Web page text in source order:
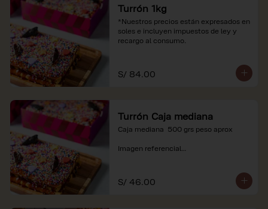
Turrón 1kg
*Nuestros precios están expresados en
soles e incluyen impuestos de ley y
recargo al consumo.
S/ 84.00
Turrón Caja mediana
Caja mediana  500 grs peso aprox
Imagen referencial
soles e incluyen impuestos de ley y
recargo al consumo.
S/ 46.00